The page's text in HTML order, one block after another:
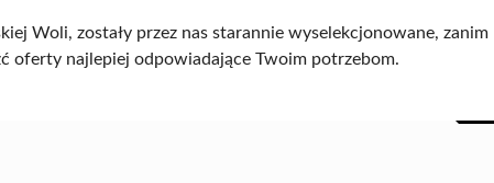
Woli, zostały przez nas starannie wyselekcjonowane, zanim
oferty najlepiej odpowiadające Twoim potrzebom.